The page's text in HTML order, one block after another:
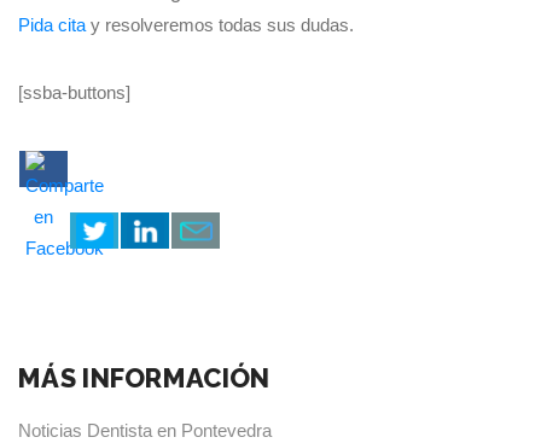
Pida cita y resolveremos todas sus dudas.
[ssba-buttons]
MÁS INFORMACIÓN
Noticias Dentista en Pontevedra